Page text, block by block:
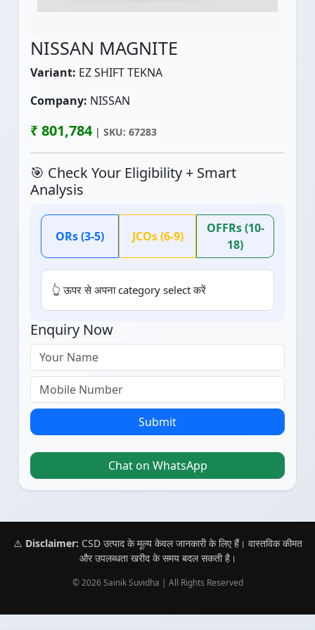
NISSAN MAGNITE
Variant: EZ SHIFT TEKNA
Company: NISSAN
₹ 801,784| SKU: 67283
🎯 Check Your Eligibility + Smart
Analysis
ORs (3-5) JCOs (6-9)
OFFRs (10-
18)
👆 ऊपर से अपना category select करें
Enquiry Now
Submit
Chat on WhatsApp
⚠️ Disclaimer: CSD उत्पाद के मूल्य केवल जानकारी के लिए हैं। वास्तविक कीमत
और उपलब्धता खरीद के समय बदल सकती है।
© 2026 Sainik Suvidha | All Rights Reserved